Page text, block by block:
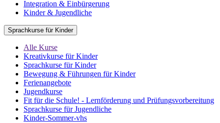
Integration & Einbürgerung
Kinder & Jugendliche
Sprachkurse für Kinder
Alle Kurse
Kreativkurse für Kinder
Sprachkurse für Kinder
Bewegung & Führungen für Kinder
Ferienangebote
Jugendkurse
Fit für die Schule! - Lernförderung und Prüfungsvorbereitung
Sprachkurse für Jugendliche
Kinder-Sommer-vhs